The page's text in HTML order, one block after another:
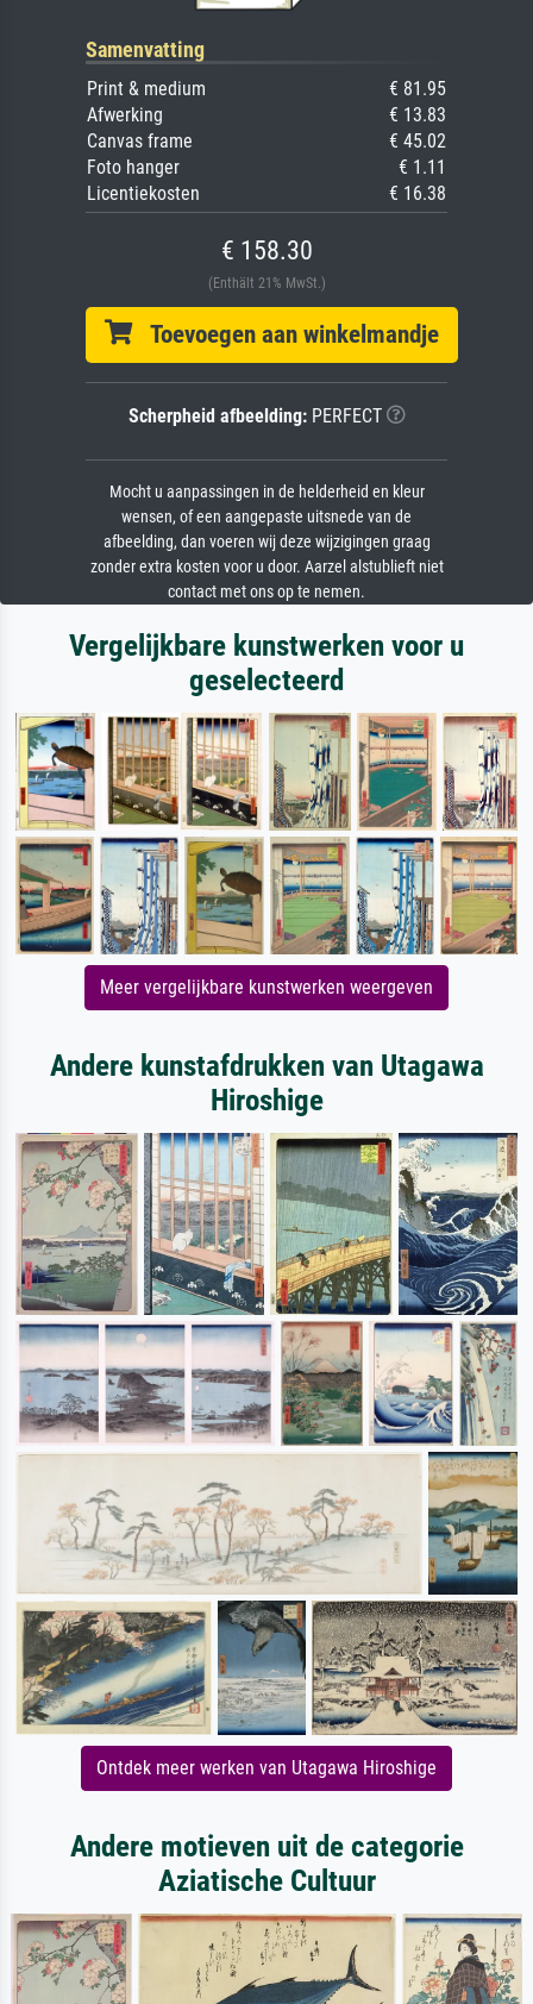
Samenvatting
Print & medium
€ 81.95
Afwerking
€ 13.83
Canvas frame
€ 45.02
Foto hanger
€ 1.11
Licentiekosten
€ 16.38
€ 158.30
(Enthält 21% MwSt.)
Toevoegen aan winkelmandje
Scherpheid afbeelding:PERFECT
Mocht u aanpassingen in de helderheid en kleur
wensen, of een aangepaste uitsnede van de
afbeelding, dan voeren wij deze wijzigingen graag
zonder extra kosten voor u door. Aarzel alstublieft niet
contact met ons op te nemen.
Vergelijkbare kunstwerken voor u
geselecteerd
Meer vergelijkbare kunstwerken weergeven
Andere kunstafdrukken van Utagawa
Hiroshige
Ontdek meer werken van Utagawa Hiroshige
Andere motieven uit de categorie
Aziatische Cultuur